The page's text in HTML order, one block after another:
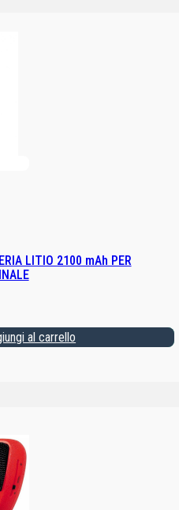
LITIO 2100 mAh PER
al carrello